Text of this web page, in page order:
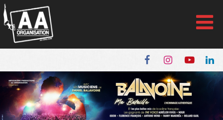
Panneau de gestion des cookies